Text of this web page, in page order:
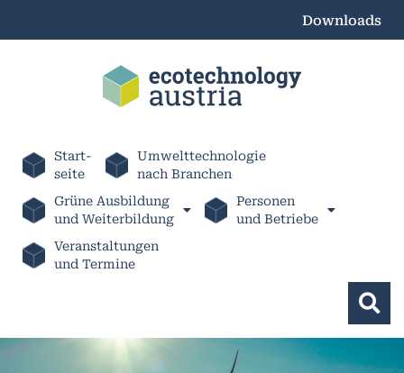
Downloads
Start-
seite
Umwelttechnologie
nach Branchen
Grüne Ausbildung
und Weiterbildung
Personen
und Betriebe
Veranstaltungen
und Termine